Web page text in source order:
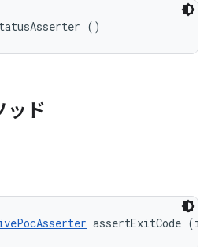
()
ッド
assertExitCode